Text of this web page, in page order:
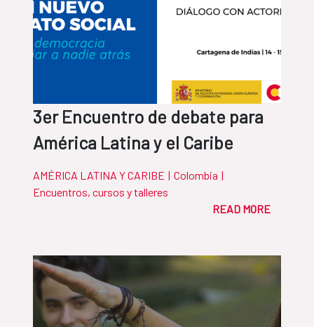
3er Encuentro de debate para
América Latina y el Caribe
AMÉRICA LATINA Y CARIBE | Colombia |
Encuentros, cursos y talleres
READ MORE